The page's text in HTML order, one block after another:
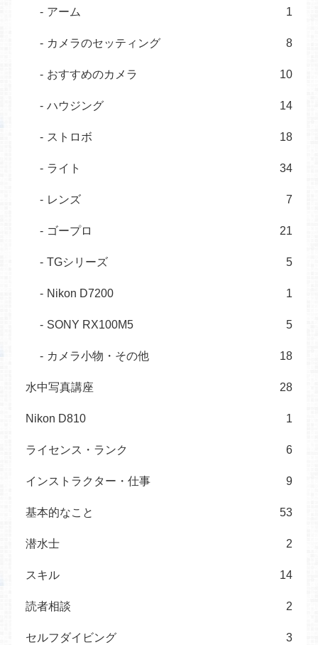
アーム 1
カメラのセッティング 8
おすすめのカメラ 10
ハウジング 14
ストロボ 18
ライト 34
レンズ 7
ゴープロ 21
TGシリーズ 5
Nikon D7200 1
SONY RX100M5 5
カメラ小物・その他 18
水中写真講座 28
Nikon D810 1
ライセンス・ランク 6
インストラクター・仕事 9
基本的なこと 53
潜水士 2
スキル 14
読者相談 2
セルフダイビング 3